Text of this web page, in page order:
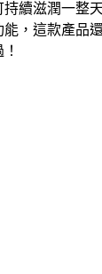
續滋潤一整
，這款產品